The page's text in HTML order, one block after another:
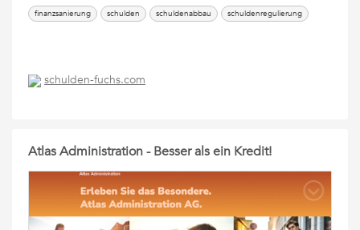
finanzsanierung schulden schuldenabbau schuldenregulierung
schulden-fuchs.com
Atlas Administration - Besser als ein Kredit!